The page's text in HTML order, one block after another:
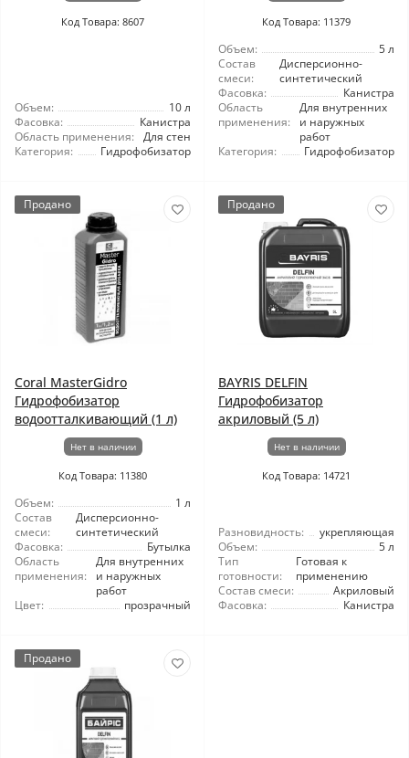
Код Товара: 8607
Объем:
10 л
Фасовка:
Канистра
Область применения:
Для стен
Категория:
Гидрофобизатор
Код Товара: 11379
Объем:
5 л
Состав
смеси:
Дисперсионно-
синтетический
Фасовка:
Канистра
Область
применения:
Для внутренних
и наружных
работ
Категория:
Гидрофобизатор
Продано
Coral MasterGidro
Гидрофобизатор
водоотталкивающий (1 л)
Нет в наличии
Код Товара: 11380
Объем:
1 л
Состав
смеси:
Дисперсионно-
синтетический
Фасовка:
Бутылка
Область
применения:
Для внутренних
и наружных
работ
Цвет:
прозрачный
Продано
BAYRIS DELFIN
Гидрофобизатор
акриловый (5 л)
Нет в наличии
Код Товара: 14721
Разновидность:
укрепляющая
Объем:
5 л
Тип
готовности:
Готовая к
применению
Состав смеси:
Акриловый
Фасовка:
Канистра
Продано